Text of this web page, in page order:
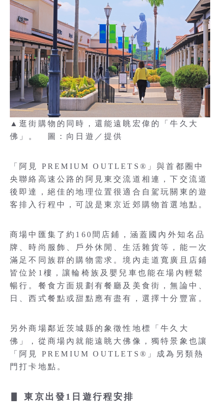
▲逛街購物的同時，還能遠眺宏偉的「牛久大
佛」。 圖：向日遊／提供
「阿見 PREMIUM OUTLETS®」與首都圈中
央聯絡高速公路的阿見東交流道相連，下交流道
後即達，絕佳的地理位置很適合自駕玩關東的遊
客排入行程中，可說是東京近郊購物首選地點。
商場中匯集了約160間店鋪，涵蓋國內外知名品
牌、時尚服飾、戶外休閒、生活雜貨等，能一次
滿足不同族群的購物需求。境內走道寬廣且店鋪
皆位於1樓，讓輪椅族及嬰兒車也能在場內輕鬆
暢行。餐食方面規劃有餐廳及美食街，無論中、
日、西式餐點或甜點應有盡有，選擇十分豐富。
另外商場鄰近茨城縣的象徵性地標「牛久大
佛」，從商場內就能遠眺大佛像，獨特景象也讓
「阿見 PREMIUM OUTLETS®」成為另類熱
門打卡地點。
▋ 東京出發1日遊行程安排